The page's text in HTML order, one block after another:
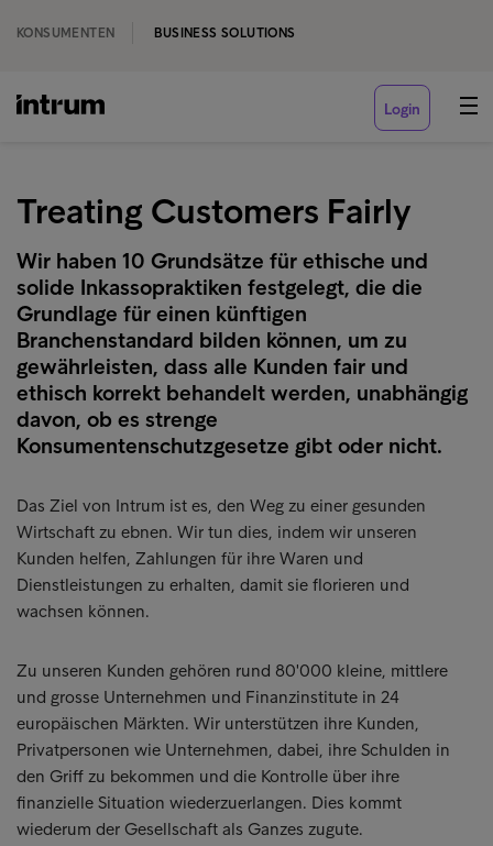
KONSUMENTEN BUSINESS SOLUTIONS
Login
Treating Customers Fairly
Wir haben 10 Grundsätze für ethische und
solide Inkassopraktiken festgelegt, die die
Grundlage für einen künftigen
Branchenstandard bilden können, um zu
gewährleisten, dass alle Kunden fair und
ethisch korrekt behandelt werden, unabhängig
davon, ob es strenge
Konsumentenschutzgesetze gibt oder nicht.
Das Ziel von Intrum ist es, den Weg zu einer gesunden
Wirtschaft zu ebnen. Wir tun dies, indem wir unseren
Kunden helfen, Zahlungen für ihre Waren und
Dienstleistungen zu erhalten, damit sie florieren und
wachsen können.
Zu unseren Kunden gehören rund 80'000 kleine, mittlere
und grosse Unternehmen und Finanzinstitute in 24
europäischen Märkten. Wir unterstützen ihre Kunden,
Privatpersonen wie Unternehmen, dabei, ihre Schulden in
den Griff zu bekommen und die Kontrolle über ihre
finanzielle Situation wiederzuerlangen. Dies kommt
wiederum der Gesellschaft als Ganzes zugute.